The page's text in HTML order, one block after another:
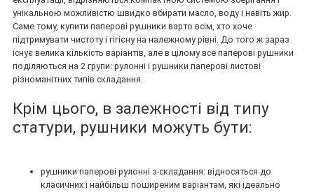
унікальною можливістю швидко вбирати масло, воду і навіть жир.
Саме тому, купити паперові рушники варто всім, хто хоче
підтримувати чистоту і гігієну на належному рівні. До того ж зараз
існує велика кількість варіантів, але в цілому все паперові рушники
поділяються на 2 групи: рулонні і рушники паперові листові
різноманітних типів складання.
Крім цього, в залежності від типу
статури, рушники можуть бути:
рушники паперові рулонні з-складання: відносяться до
класичних і найбільш поширеним варіантам, які ідеально